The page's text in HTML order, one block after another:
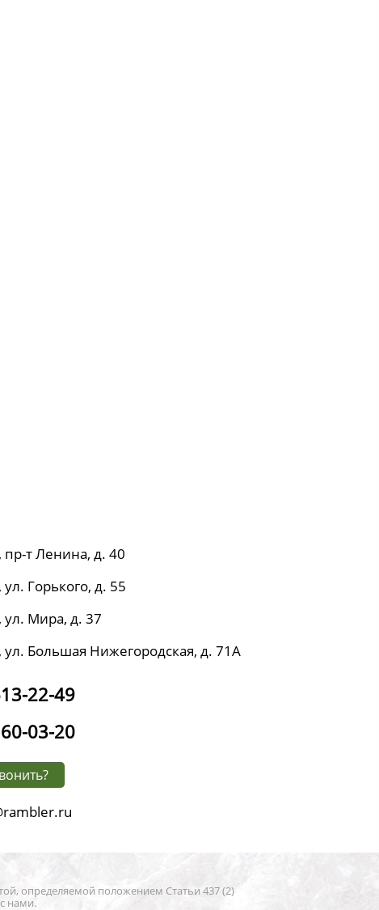
т Ленина, д. 40
Горького, д. 55
ул. Мира, д. 37
ул. Большая Нижегородская, д. 71А
22-49
03-20
определяемой положением Статьи 437 (2)
нами.